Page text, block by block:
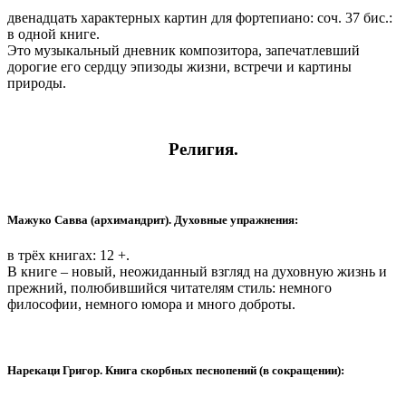
двенадцать характерных картин для фортепиано: соч. 37 бис.:
в одной книге.
Это музыкальный дневник композитора, запечатлевший
дорогие его сердцу эпизоды жизни, встречи и картины
природы.
Религия.
Мажуко Савва (архимандрит). Духовные упражнения:
в трёх книгах: 12 +.
В книге – новый, неожиданный взгляд на духовную жизнь и
прежний, полюбившийся читателям стиль: немного
философии, немного юмора и много доброты.
Нарекаци Григор. Книга скорбных песнопений (в сокращении):